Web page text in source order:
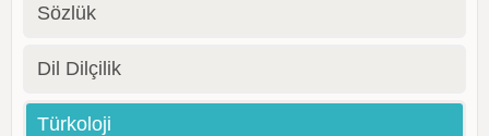
Sözlük
Dil Dilçilik
Türkoloji